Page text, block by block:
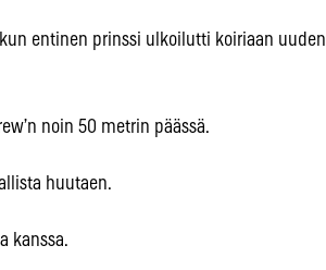
entinen prinssi ulkoilutti koiriaan uuden
noin 50 metrin päässä.
huutaen.
kanssa.